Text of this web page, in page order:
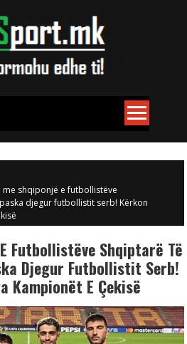
me shqiponjë e futbollistëve
djegur futbollistit serb! Kërkon
Futbollistëve Shqiptarë Të
Djegur Futbollistit Serb!
Kampionët E Çekisë